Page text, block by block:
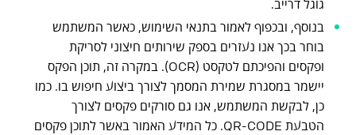
גוגל דרייב.
בנוסף, ובכפוף לאמור בתנאי השימוש, כאשר המשתמש
בוחר בכך אנו נעזרים בספק שירותים חיצוני לסריקת
ופקסים והפיכתם לטקסט (OCR). במקרה זה, תוכן הפקס
יישמר במסגרת שמירת המסמך לצורך ביצוע חיפוש בו. כמו
כן, לבקשת המשתמש, אנו גם סורקים פקסים לצורך
הטבעת QR-CODE. כל המידע האמור באשר לתוכן פקסים